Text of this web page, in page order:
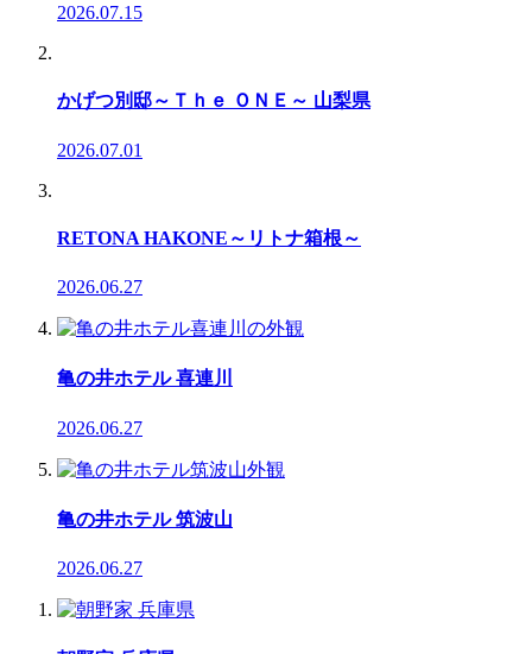
2026.07.15
かげつ別邸～Ｔｈｅ ＯＮＥ～ 山梨県
2026.07.01
RETONA HAKONE～リトナ箱根～
2026.06.27
亀の井ホテル 喜連川
2026.06.27
亀の井ホテル 筑波山
2026.06.27